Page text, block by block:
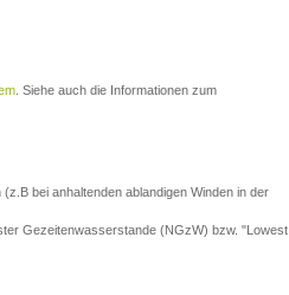
. Siehe auch die Informationen zum
bei anhaltenden ablandigen Winden in der
Gezeitenwasserstande (NGzW) bzw. "Lowest